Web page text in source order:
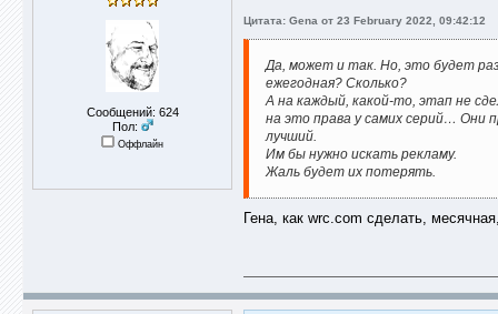
Сообщений: 624
Пол:
Оффлайн
Цитата: Gena от 23 February 2022, 09:42:12
Да, может и так. Но, это будет
ежегодная? Сколько?
А на каждый, какой-то, этап не
на это права у самих серий… Они
лучший.
Им бы нужно искать рекламу.
Жаль будет их потерять.
Гена, как wrc.com сделать,